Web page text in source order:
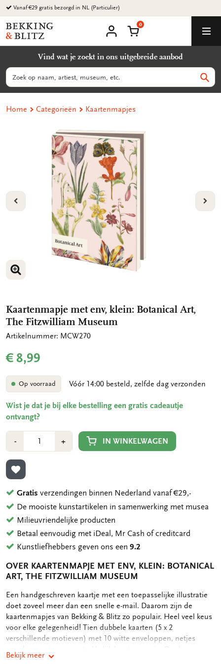
Ga
naar
content
Vanaf €29 gratis bezorgd in NL (Particulier)
Bekking
&
B.V.
account
Winkelmand
0
Vind wat je zoekt in ons uitgebreide aanbod
Zoeken
Home Categorieën Kaartenmapjes
VORIGE
VERGROOT AFBEELDING
VERGROOT AFBEELDING
Kaartenmapje met env, klein: Botanical Art,
The Fitzwilliam Museum
Artikelnummer: MCW270
€ 8,99
Op voorraad Vóór 14:00 besteld, zelfde dag verzonden
Wist je dat je bij elke bestelling een gratis cadeautje
ontvangt?
-Min
1
+Plus
1
IN WINKELWAGEN
TOEVOEGEN AAN VERLANGLIJST
Gratis verzendingen binnen Nederland vanaf €29,-
De mooiste kunstartikelen in samenwerking met musea
Milieuvriendelijke producten
Betaal eenvoudig met iDeal, Mr Cash of creditcard
Kunstliefhebbers geven ons een9.2
OVER KAARTENMAPJE MET ENV, KLEIN: BOTANICAL
ART, THE FITZWILLIAM MUSEUM
OMSCHRIJVING
Een handgeschreven kaartje met een toepasselijke illustratie
doet zoveel meer dan een snelle e-mail. Daarom zijn de
kaartenmapjes van Bekking & Blitz zo populair. Heel veel keus
voor elke gelegenheid! Tien dubbele kaarten (5 x 2
verschillende motieven) met 10 witte enveloppen, netjes
achterkant van het mapje staan de verschillende motieven
Bekijk meer